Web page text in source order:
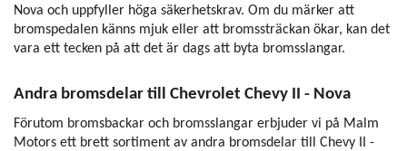
Nova och uppfyller höga säkerhetskrav. Om du märker att
bromspedalen känns mjuk eller att bromssträckan ökar, kan det
vara ett tecken på att det är dags att byta bromsslangar.
Andra bromsdelar till Chevrolet Chevy II - Nova
Förutom bromsbackar och bromsslangar erbjuder vi på Malm
Motors ett brett sortiment av andra bromsdelar till Chevy II -